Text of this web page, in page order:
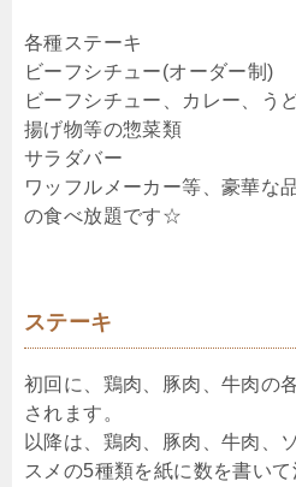
各種ステーキ
ビーフシチュー(オーダー制)
ビーフシチュー、カレー、う
揚げ物等の惣菜類
サラダバー
ワッフルメーカー等、豪華な
の食べ放題です☆
ステーキ
初回に、鶏肉、豚肉、牛肉の
されます。
以降は、鶏肉、豚肉、牛肉、
スメの5種類を紙に数を書いて